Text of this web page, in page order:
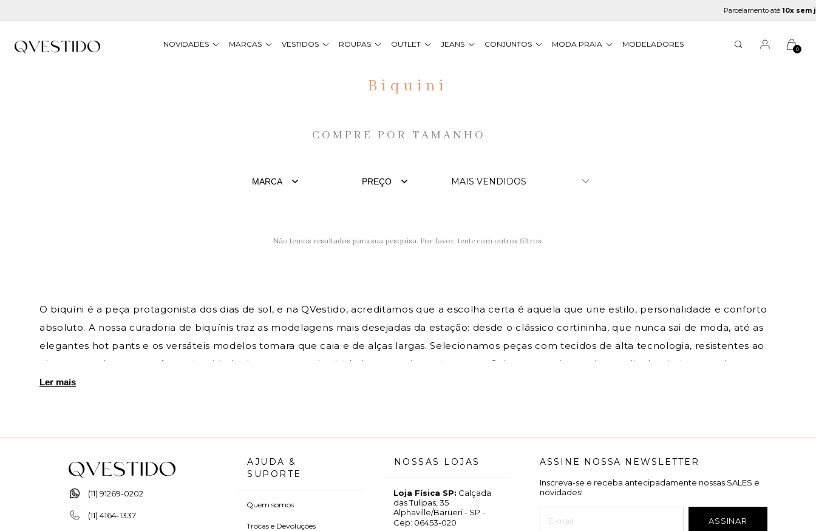
Parcelamento até10x sem
NOVIDADES MARCAS VESTIDOS ROUPAS OUTLET JEANS CONJUNTOS MODA PRAIA MODELADORES 0
Biquini
COMPRE POR TAMANHO
MARCA PREÇO
Não temos resultados para sua pesquisa. Por favor, tente com outros filtros.
O biquíni é a peça protagonista dos dias de sol, e na QVestido, acreditamos que a escolha certa é aquela que une estilo, personalidade e conforto
absoluto. A nossa curadoria de biquínis traz as modelagens mais desejadas da estação: desde o clássico cortininha, que nunca sai de moda, até as
elegantes hot pants e os versáteis modelos tomara que caia e de alças largas. Selecionamos peças com tecidos de alta tecnologia, resistentes ao
cloro e ao sal, que mantêm a vivacidade das cores e a elasticidade por muito mais tempo. Seja para curtir a praia, um dia de piscina ou relaxar em
um resort, aqui você encontra o conjunto que valoriza o seu corpo e eleva a sua autoestima. Queremos que você aproveite o verão com
Ler mais
(11) 91269-0202
(11) 4164-1337
AJUDA &
SUPORTE
Quem somos
Trocas e Devoluções
NOSSAS LOJAS
Loja Física SP: Calçada
das Tulipas, 35
Alphaville/Barueri - SP -
Cep: 06453-020
ASSINE NOSSA NEWSLETTER
Inscreva-se e receba antecipadamente nossas SALES e
novidades!